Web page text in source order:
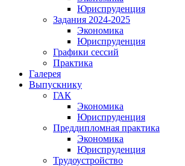
Юриспруденция
Задания 2024-2025
Экономика
Юриспруденция
Графики сессий
Практика
Галерея
Выпускнику
ГАК
Экономика
Юриспруденция
Преддипломная практика
Экономика
Юриспруденция
Трудоустройство